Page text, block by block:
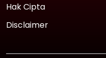
Hak Cipta
Disclaimer